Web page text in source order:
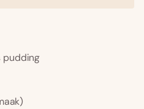
pudding